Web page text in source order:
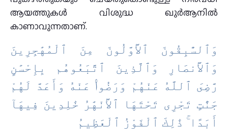
ആയത്തുകള്‍ വിശുദ്ധ ഖുര്‍ആനില്‍
കാണാവുന്നതാണ്‌.
ﻭَٱﻟﺴَّٰﺒِﻘُﻮﻥَ ٱﻷَْﻭَّﻟُﻮﻥَ ﻣِﻦَ ٱﻟْﻤُﻬَٰﺠِﺮِﻳﻦَ
ﻭَٱﻷَْﻧﺼَﺎﺭِ ﻭَٱﻟَّﺬِﻳﻦَ ٱﺗَّﺒَﻌُﻮﻫُﻢ ﺑِﺈِﺣْﺴَٰﻦٍ
ﺭَّﺿِﻰَ ٱﻟﻠَّﻪُ ﻋَﻨْﻬُﻢْ ﻭَﺭَﺿُﻮا۟ ﻋَﻨْﻪُ ﻭَﺃَﻋَﺪَّ ﻟَﻬُﻢْ
ﺟَﻨَّٰﺖٍ ﺗَﺠْﺮِﻯ ﺗَﺤْﺘَﻬَﺎ ٱﻷَْﻧْﻬَٰﺮُ ﺧَٰﻠِﺪِﻳﻦَ ﻓِﻴﻬَﺎٓ
ﺃَﺑَﺪًا ۚ ﺫَٰﻟِﻚَ ٱﻟْﻔَﻮْﺯُ ٱﻟْﻌَﻈِﻴﻢُ